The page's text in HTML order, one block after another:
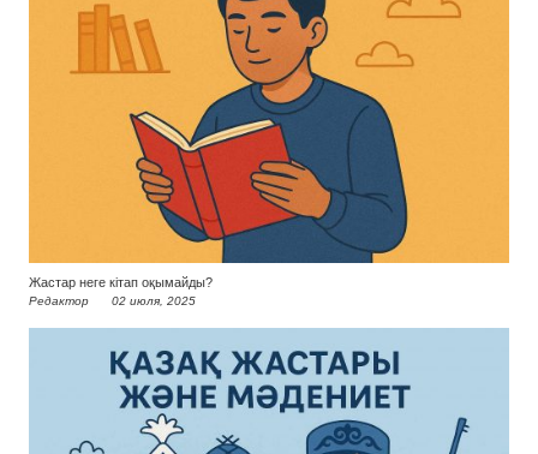
Жастар неге кітап оқымайды?
Редактор 02 июля, 2025